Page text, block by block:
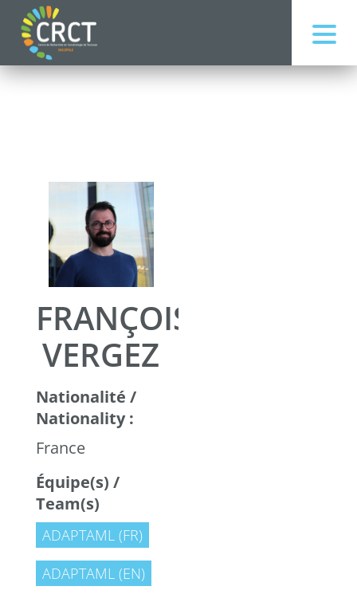
FRANÇOIS
VERGEZ
Nationalité /
Nationality :
France
Équipe(s) /
Team(s)
ADAPTAML (FR)
ADAPTAML (EN)